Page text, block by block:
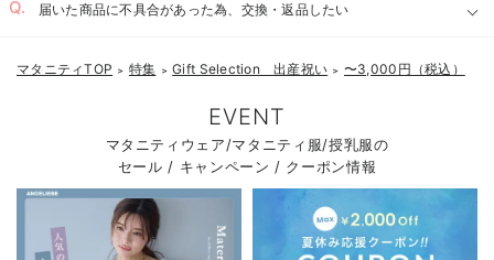
届いた商品に不具合があった為、交換・返品したい
マタニティTOP ＞ 特集 ＞ Gift Selection 出産祝い ＞ 〜3,000円（税込）
EVENT
マタニティウェア/マタニティ服/授乳服の
セール / キャンペーン / クーポン情報